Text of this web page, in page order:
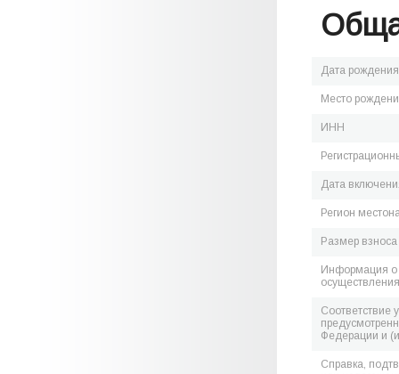
Дата рождения
Место
ИНН
Дата
Регион
Размер
Информация о
Соответствие
Федерации и
Справка,